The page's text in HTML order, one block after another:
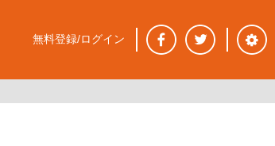
無料登録/ログイン